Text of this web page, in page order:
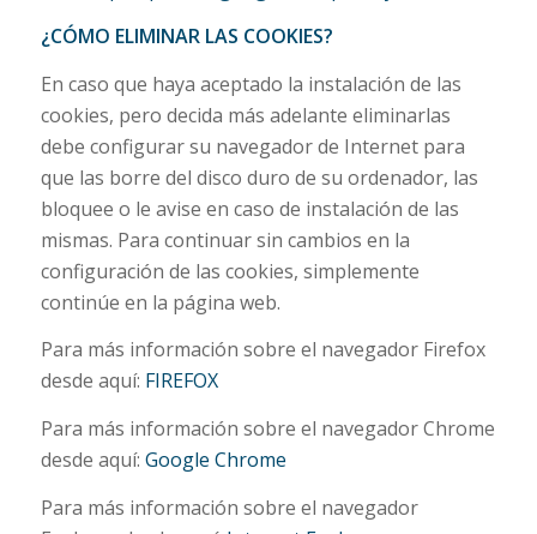
¿CÓMO ELIMINAR LAS COOKIES?
En caso que haya aceptado la instalación de las
cookies, pero decida más adelante eliminarlas
debe configurar su navegador de Internet para
que las borre del disco duro de su ordenador, las
bloquee o le avise en caso de instalación de las
mismas. Para continuar sin cambios en la
configuración de las cookies, simplemente
continúe en la página web.
Para más información sobre el navegador Firefox
desde aquí: FIREFOX
Para más información sobre el navegador Chrome
desde aquí: Google Chrome
Para más información sobre el navegador